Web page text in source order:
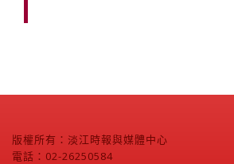
版權所有：淡江時報與媒體中心
電話：02-26250584